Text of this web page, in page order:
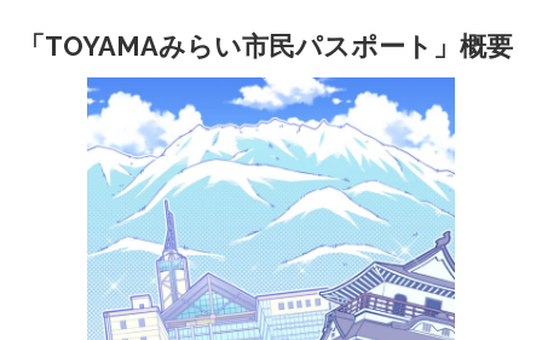
「TOYAMAみらい市民パスポート」概要